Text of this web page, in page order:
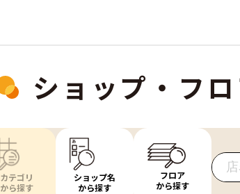
ショップ・フ
カテゴリ
から探す
ショップ名
から探す
フロア
から探す